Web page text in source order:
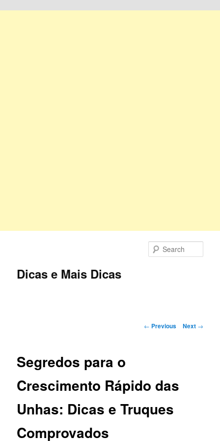
Dicas e Mais Dicas
Post
← Previous Next →
Segredos para o
Crescimento Rápido das
Unhas: Dicas e Truques
Comprovados